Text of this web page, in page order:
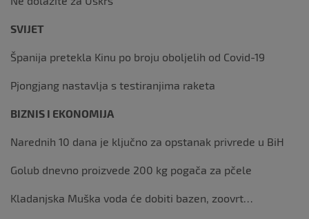
SVIJET
Španija pretekla Kinu po broju oboljelih od Covid-19
Pjongjang nastavlja s testiranjima raketa
BIZNIS I EKONOMIJA
Narednih 10 dana je ključno za opstanak privrede u BiH
Golub dnevno proizvede 200 kg pogača za pčele
Kladanjska Muška voda će dobiti bazen, zoovrt…